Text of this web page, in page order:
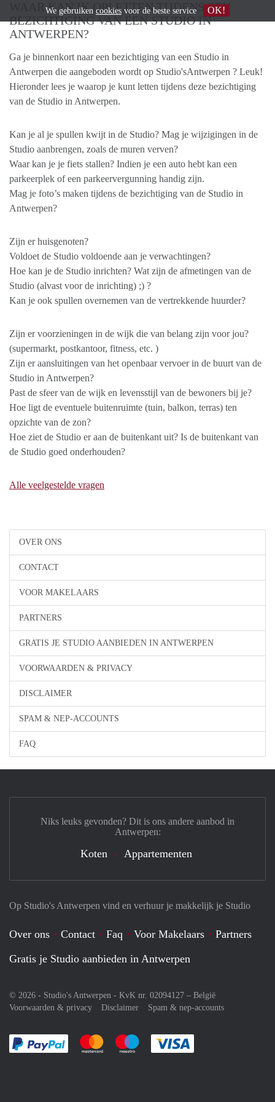
OVER ONS
CONTACT
VOOR MAKELAARS
PARTNERS
GRATIS JE STUDIO AANBIEDEN IN ANTWERPEN
VOORWAARDEN & PRIVACY
DISCLAIMER
SPAM & NEP-ACCOUNTS
FAQ
WAAR KAN IK OPLETTEN TIJDENS EEN
BEZICHTIGING VAN EEN STUDIO IN
ANTWERPEN?
Ga je binnenkort naar een bezichtiging van een Studio in
Antwerpen die aangeboden wordt op Studio'sAntwerpen ? Leuk!
Hieronder lees je waarop je kunt letten tijdens deze bezichtiging
van de Studio in Antwerpen.
Kan je al je spullen kwijt in de Studio? Mag je wijzigingen in de
Studio aanbrengen, zoals de muren verven?
Waar kan je je fiets stallen? Indien je een auto hebt kan een
parkeerplek of een parkeervergunning handig zijn.
Mag je foto’s maken tijdens de bezichtiging van de Studio in
Antwerpen?
Zijn er huisgenoten?
Voldoet de Studio voldoende aan je verwachtingen?
Hoe kan je de Studio inrichten? Wat zijn de afmetingen van de
Studio (alvast voor de inrichting) ;) ?
Kan je ook spullen overnemen van de vertrekkende huurder?
Zijn er voorzieningen in de wijk die van belang zijn voor jou?
(supermarkt, postkantoor, fitness, etc. )
Zijn er aansluitingen van het openbaar vervoer in de buurt van de
Studio in Antwerpen?
Past de sfeer van de wijk en levensstijl van de bewoners bij je?
Hoe ligt de eventuele buitenruimte (tuin, balkon, terras) ten
opzichte van de zon?
Hoe ziet de Studio er aan de buitenkant uit? Is de buitenkant van
de Studio goed onderhouden?
Alle veelgestelde vragen
Op Studio's Antwerpen vind en verhuur je makkelijk je Studio
Over ons Contact Faq Voor Makelaars
Partners
Gratis je Studio aanbieden in Antwerpen
© 2026 - Studio's Antwerpen - KvK nr. 02094127 – België
Voorwaarden & privacy
Disclaimer Spam & nep-accounts
Je rekent gemakkelijk af met Paypal
Je rekent gemakkelijk af met Mastercard
Je rekent gemakkelijk af met Meastro
Niks leuks gevonden? Dit is ons andere aanbod in
Antwerpen:
Koten Appartementen
We gebruiken cookies voor de beste service OK!